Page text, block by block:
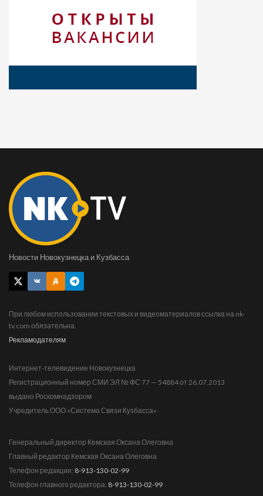
Новости Новокузнецка и Кузбасса
При любом использовании текстовых и видеоматериалов ссылка на nk-
tv.com обязательна.
Рекламодателям
Интернет-телевидение Новокузнецка
Регистрационный номер СМИ ЭЛ № ФС 77 — 54884 от 26.07.2013
выдано Роскомнадзором
Учредитель ООО «Система Связи Кузбасса»
Генеральный директор Кемская Оксана Олеговна
Главный редактор Кемская Оксана Олеговна
Телефон редакции: 8-913-130-02-99
Телефон главного редактора: 8-913-130-02-99